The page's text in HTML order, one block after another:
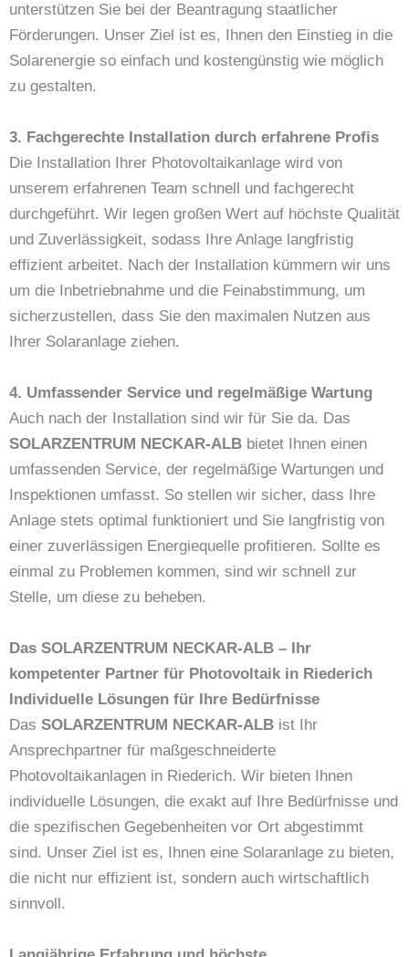
unterstützen Sie bei der Beantragung staatlicher
Förderungen. Unser Ziel ist es, Ihnen den Einstieg in die
Solarenergie so einfach und kostengünstig wie möglich
zu gestalten.
3. Fachgerechte Installation durch erfahrene Profis
Die Installation Ihrer Photovoltaikanlage wird von
unserem erfahrenen Team schnell und fachgerecht
durchgeführt. Wir legen großen Wert auf höchste Qualität
und Zuverlässigkeit, sodass Ihre Anlage langfristig
effizient arbeitet. Nach der Installation kümmern wir uns
um die Inbetriebnahme und die Feinabstimmung, um
sicherzustellen, dass Sie den maximalen Nutzen aus
Ihrer Solaranlage ziehen.
4. Umfassender Service und regelmäßige Wartung
Auch nach der Installation sind wir für Sie da. Das
SOLARZENTRUM NECKAR-ALB bietet Ihnen einen
umfassenden Service, der regelmäßige Wartungen und
Inspektionen umfasst. So stellen wir sicher, dass Ihre
Anlage stets optimal funktioniert und Sie langfristig von
einer zuverlässigen Energiequelle profitieren. Sollte es
einmal zu Problemen kommen, sind wir schnell zur
Stelle, um diese zu beheben.
Das SOLARZENTRUM NECKAR-ALB – Ihr
kompetenter Partner für Photovoltaik in Riederich
Individuelle Lösungen für Ihre Bedürfnisse
Das SOLARZENTRUM NECKAR-ALB ist Ihr
Ansprechpartner für maßgeschneiderte
Photovoltaikanlagen in Riederich. Wir bieten Ihnen
individuelle Lösungen, die exakt auf Ihre Bedürfnisse und
die spezifischen Gegebenheiten vor Ort abgestimmt
sind. Unser Ziel ist es, Ihnen eine Solaranlage zu bieten,
die nicht nur effizient ist, sondern auch wirtschaftlich
sinnvoll.